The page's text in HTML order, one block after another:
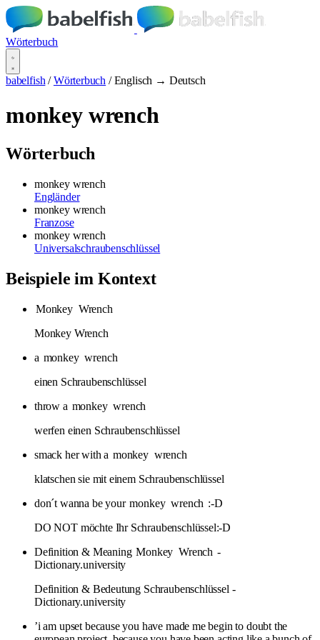
Wörterbuch
babelfish / Wörterbuch / Englisch → Deutsch
monkey wrench
Wörterbuch
monkey wrench
Engländer
monkey wrench
Franzose
monkey wrench
Universalschraubenschlüssel
Beispiele im Kontext
Monkey Wrench
Monkey Wrench
a monkey wrench
einen Schraubenschlüssel
throw a monkey wrench
werfen einen Schraubenschlüssel
smack her with a monkey wrench
klatschen sie mit einem Schraubenschlüssel
don´t wanna be your monkey wrench :-D
DO NOT möchte Ihr Schraubenschlüssel:-D
Definition & Meaning Monkey Wrench -
Dictionary.university
Definition & Bedeutung Schraubenschlüssel -
Dictionary.university
’i am upset because you have made me begin to doubt the